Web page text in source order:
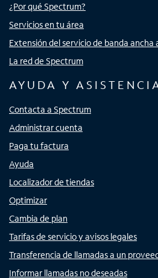
¿Por qué Spectrum?
Servicios en tu área
Extensión del servicio de banda ancha
La red de Spectrum
AYUDA Y
Contacta a Spectrum
Administrar cuenta
Paga tu factura
Ayuda
Localizador de tiendas
Optimizar
Cambia de plan
Tarifas de servicio y avisos legales
Transferencia de llamadas a un
Informar llamadas no deseadas